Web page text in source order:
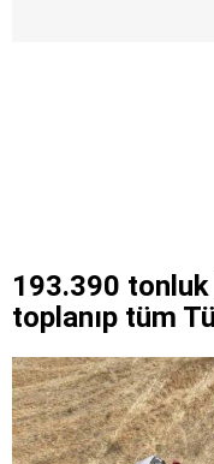
193.390 tonluk
toplanıp tüm